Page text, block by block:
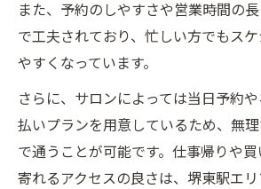
また、予約のしやすさや営業時間の
で工夫されており、忙しい方でもス
やすくなっています。
さらに、サロンによっては当日予約
払いプランを用意しているため、無
で通うことが可能です。仕事帰りや
寄れるアクセスの良さは、堺東駅エ